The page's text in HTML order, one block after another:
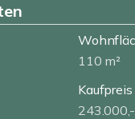
110 m²
Kaufpreis